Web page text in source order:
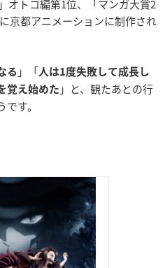
オトコ編第1位、「マンガ大賞2
京都アニメーションに制作され
る 」「人は1度失敗して成長し
覚え始めた 」と、観たあとの行
す。